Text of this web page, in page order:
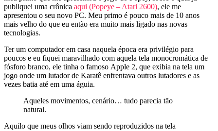
publiquei uma crônica aqui (Popeye – Atari 2600), ele me
apresentou o seu novo PC. Meu primo é pouco mais de 10 anos
mais velho do que eu então era muito mais ligado nas novas
tecnologias.
Ter um computador em casa naquela época era privilégio para
poucos e eu fiquei maravilhado com aquela tela monocromática de
fósforo branco, ele tinha o famoso Apple 2, que exibia na tela um
jogo onde um lutador de Karatê enfrentava outros lutadores e as
vezes batia até em uma águia.
Aqueles movimentos, cenário… tudo parecia tão
natural.
Aquilo que meus olhos viam sendo reproduzidos na tela